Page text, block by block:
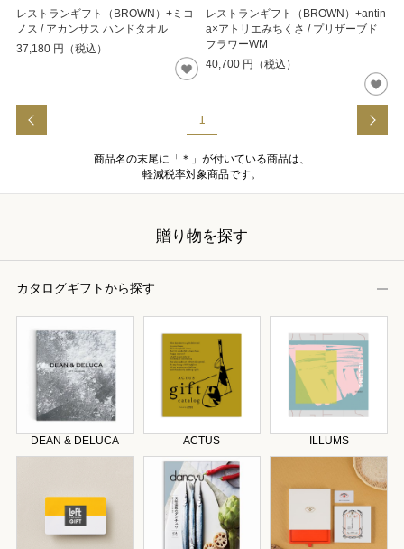
レストランギフト（BROWN）+ミコ
ノス / アカンサス ハンドタオル
37,180 円（税込）
レストランギフト（BROWN）+antin
a×アトリエみちくさ / プリザーブド
フラワーWM
40,700 円（税込）
1
商品名の末尾に「＊」が付いている商品は、
軽減税率対象商品です。
贈り物を探す
カタログギフトから探す
DEAN & DELUCA ACTUS ILLUMS